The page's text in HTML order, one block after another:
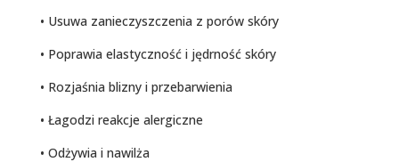
• Usuwa zanieczyszczenia z porów skóry
• Poprawia elastyczność i jędrność skóry
• Rozjaśnia blizny i przebarwienia
• Łagodzi reakcje alergiczne
• Odżywia i nawilża